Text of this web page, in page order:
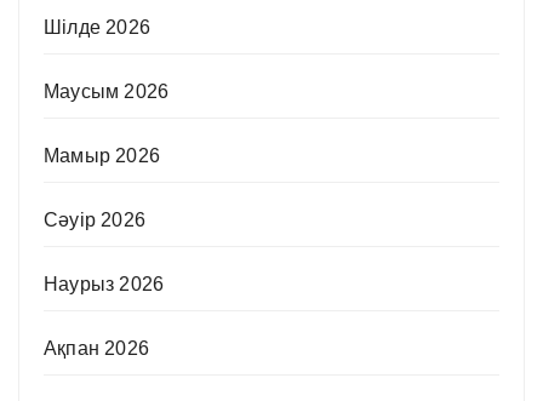
Шілде 2026
Маусым 2026
Мамыр 2026
Сәуір 2026
Наурыз 2026
Ақпан 2026